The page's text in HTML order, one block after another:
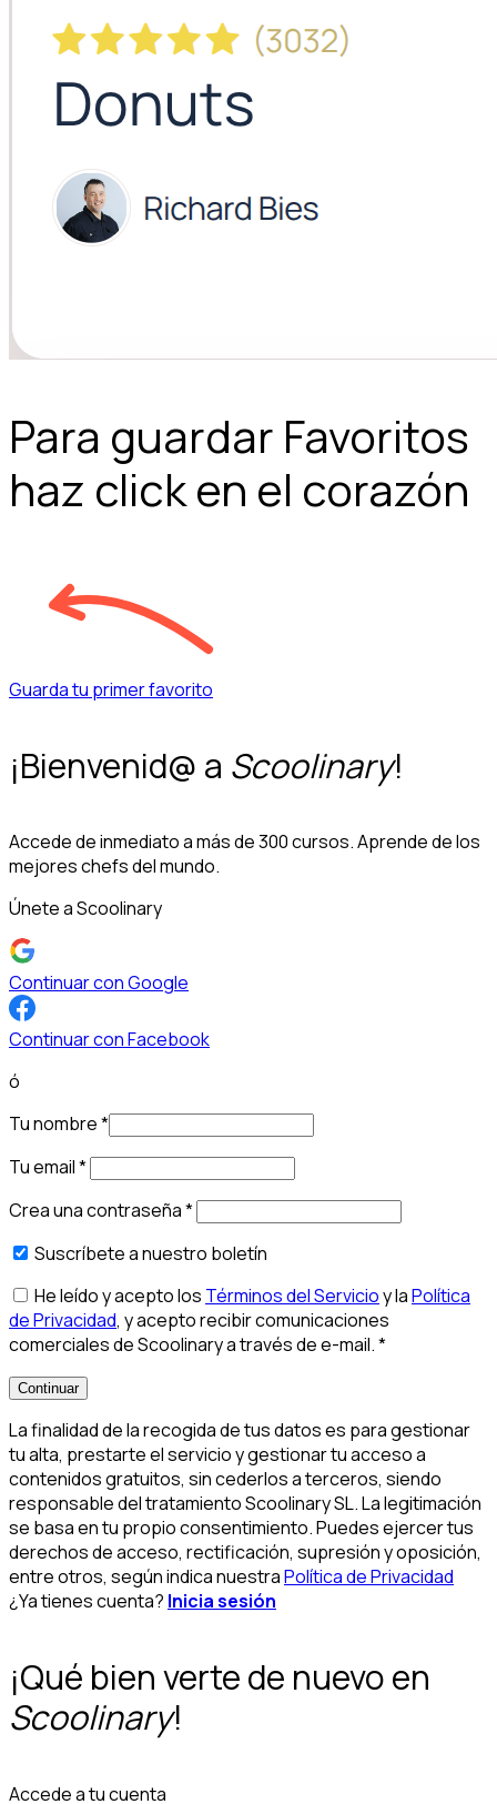
Para guardar Favoritos
haz click en el corazón
Guarda tu primer favorito
¡Bienvenid@ a Scoolinary!
Accede de inmediato a más de 300 cursos. Aprende de los
mejores chefs del mundo.
Únete a Scoolinary
Continuar con Google
Continuar con Facebook
ó
Tu nombre*
Tu email*
Crea una contraseña*
Suscríbete a nuestro boletín
He leído y acepto los Términos del Servicioy laPolítica
de Privacidad, y acepto recibir comunicaciones
comerciales de Scoolinary a través de e-mail.*
Continuar
La finalidad de la recogida de tus datos es para gestionar
tu alta, prestarte el servicio y gestionar tu acceso a
contenidos gratuitos, sin cederlos a terceros, siendo
responsable del tratamiento Scoolinary SL. La legitimación
se basa en tu propio consentimiento. Puedes ejercer tus
derechos de acceso, rectificación, supresión y oposición,
entre otros, según indica nuestraPolítica de Privacidad
¿Ya tienes cuenta? Inicia sesión
¡Qué bien verte de nuevo en
Scoolinary!
Accede a tu cuenta